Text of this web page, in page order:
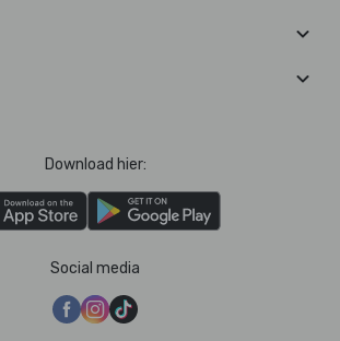
Download hier:
Social media